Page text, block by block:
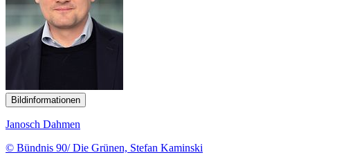
Bildinformationen
Janosch Dahmen
© Bündnis 90/ Die Grünen, Stefan Kaminski